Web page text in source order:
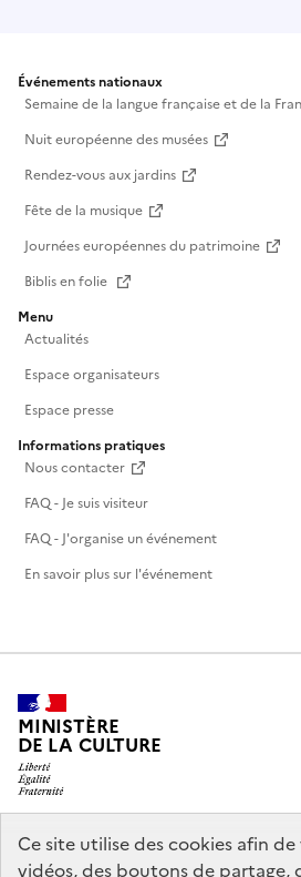
Ce site utilise des cookies afin
vidéos, des boutons de partage,
Événements nationaux
Semaine de la langue française et de la
Nuit européenne des musées
Rendez-vous aux jardins
Fête de la musique
Journées européennes du patrimoine
Biblis en folie
Menu
Actualités
Espace organisateurs
Espace presse
Informations pratiques
Nous contacter
FAQ - Je suis visiteur
FAQ - J'organise un événement
En savoir plus sur l'événement
MINISTÈRE
DE LA CULTURE
legifrance.gouv.fr info.gouv.fr